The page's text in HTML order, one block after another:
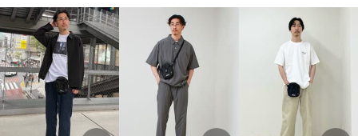
※お取扱い上のご注意
アテンションタグを必ずご確認の上、着用又はお取り扱いくださ
い。
※店頭及び屋外での撮影画像は、光の当たり具合で色味が違って
見える場合があります。
※商品画像に関しては出来る限り忠実に表示出来るよう努めてお
りますが、お客様がご利用のモニターの設定及び特性により、実
際の商品と比較し色味に若干の誤差が生じる場合があります。